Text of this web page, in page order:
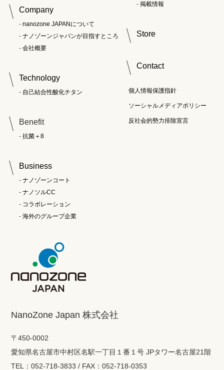
Company
nanozone JAPANについて
ナノゾーンジャパンが目指すところ
会社概要
Technology
自己結合性酸化チタン
Benefit
抗菌＋8
Business
ナノゾーンコート
ナノソルCC
コラボレーション
海外のグループ企業
掲載情報
Store
Contact
個人情報保護指針
ソーシャルメディアポリシー
反社会的勢力排除宣言
NanoZone Japan 株式会社
〒450-0002
愛知県名古屋市中村区名駅一丁目１番１号 JPタワー名古屋21階
TEL：052-718-3833 / FAX：052-718-0353